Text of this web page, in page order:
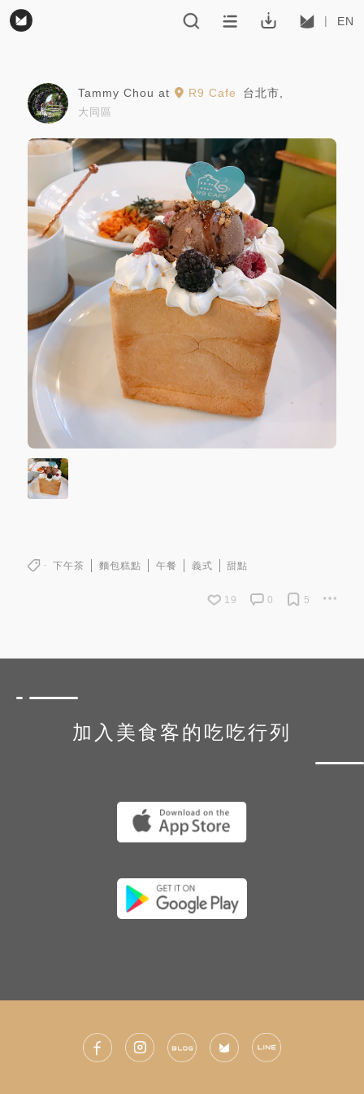
EN
Tammy Chou at R9 Cafe 台北市
大同區
下午茶 麵包糕點 午餐 義式 甜點
19 0 5
加入美食客的吃吃行列